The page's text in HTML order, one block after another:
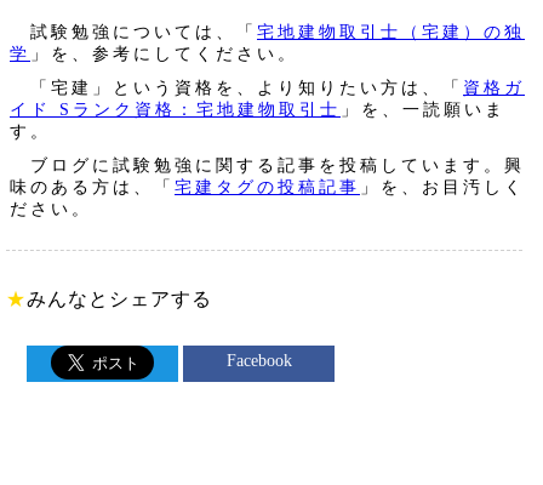
試験勉強については、「 宅地建物取引士（宅建）の独
学 」を、参考にしてください。
「宅建」という資格を、より知りたい方は、「 資格ガ
イド Sランク資格：宅地建物取引士 」を、一読願いま
す。
ブログに試験勉強に関する記事を投稿しています。興
味のある方は、「 宅建タグの投稿記事 」を、お目汚しく
ださい。
★みんなとシェアする
Facebook